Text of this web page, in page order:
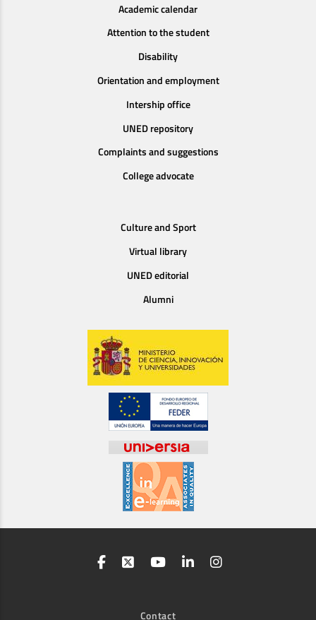
Academic calendar
Attention to the student
Disability
Orientation and employment
Intership office
UNED repository
Complaints and suggestions
College advocate
Culture and Sport
Virtual library
UNED editorial
Alumni
Contact